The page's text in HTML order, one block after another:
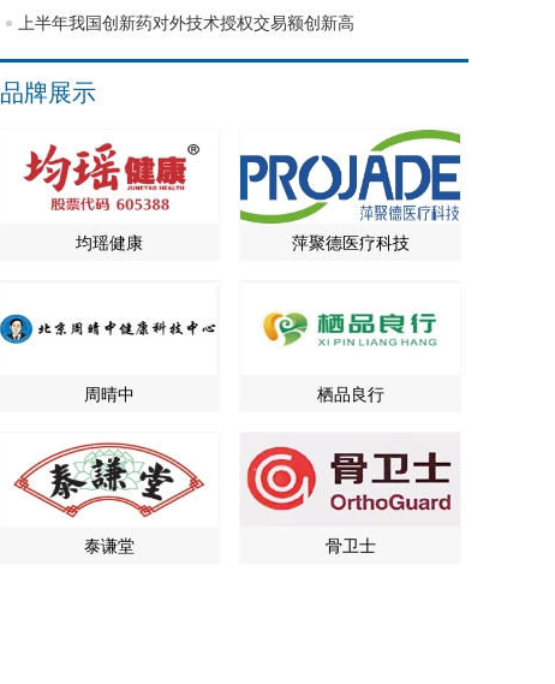
上半年我国创新药对外技术授权交易额创新高
品牌展示
均瑶健康 萍聚德医疗科技
周晴中 栖品良行
泰谦堂 骨卫士